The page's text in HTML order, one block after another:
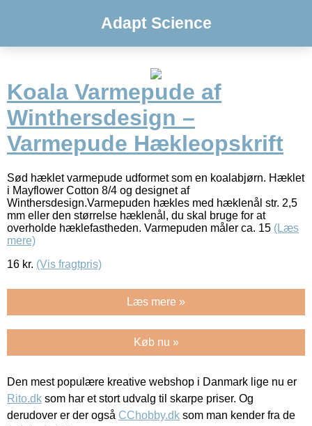
Adapt Science
Koala Varmepude af
Winthersdesign –
Varmepude Hækleopskrift
Sød hæklet varmepude udformet som en koalabjørn. Hæklet
i Mayflower Cotton 8/4 og designet af
Winthersdesign.Varmepuden hækles med hæklenål str. 2,5
mm eller den størrelse hæklenål, du skal bruge for at
overholde hæklefastheden. Varmepuden måler ca. 15 (Læs
mere)
16 kr. (Vis fragtpris)
Læs mere »
Køb nu »
Den mest populære kreative webshop i Danmark lige nu er
Rito.dk som har et stort udvalg til skarpe priser. Og
derudover er der også CChobby.dk som man kender fra de